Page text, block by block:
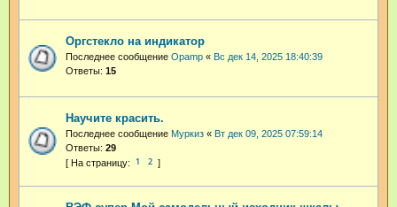
Оргстекло на индикатор
Последнее сообщение Opamp « Вс дек 14, 2025 18:40:39
Ответы: 15
Научите красить.
Последнее сообщение Муркиз « Вт дек 09, 2025 07:59:14
Ответы: 29
1 2